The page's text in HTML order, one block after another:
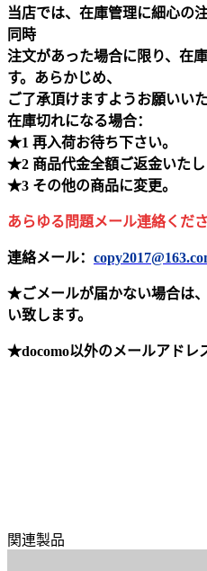
当店では、在庫管理に細心の
同時
注文があった場合に限り、在
す。あらかじめ、
ご了承頂けますようお願いいた
在庫切れになる場合：
★1 再入荷お待ち下さい。
★2 商品代金全額ご返金いたし
★3 その他の商品に変更。
あらゆる問題メール連絡くだ
連絡メール：
★ごメールが届かない場合は
い致します。
★docomo以外のメールアドレ
関連製品